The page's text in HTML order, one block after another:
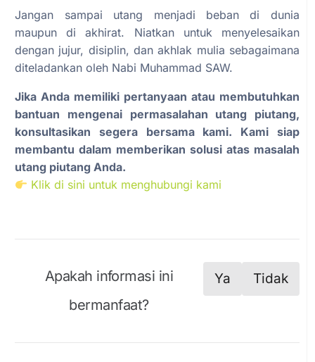
Jangan sampai utang menjadi beban di dunia
maupun di akhirat. Niatkan untuk menyelesaikan
dengan jujur, disiplin, dan akhlak mulia sebagaimana
diteladankan oleh Nabi Muhammad SAW.
Jika Anda memiliki pertanyaan atau membutuhkan
bantuan mengenai permasalahan utang piutang,
konsultasikan segera bersama kami. Kami siap
membantu dalam memberikan solusi atas masalah
utang piutang Anda.
Klik di sini untuk menghubungi kami
Apakah informasi ini
bermanfaat?
Ya Tidak